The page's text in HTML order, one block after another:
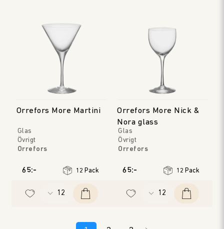
Orrefors More Martini
Glas
Övrigt
Orrefors
65:- 12 Pack
Orrefors More Nick &
Nora glass
Glas
Övrigt
Orrefors
65:- 12 Pack